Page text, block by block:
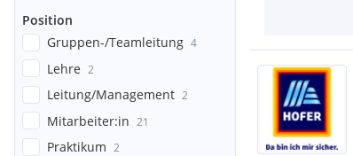
Position
Gruppen-/Teamleitung 4
Lehre 2
Leitung/Management 2
Mitarbeiter:in 21
Praktikum 2